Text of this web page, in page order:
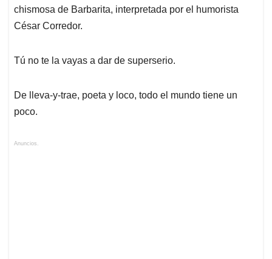
chismosa de Barbarita, interpretada por el humorista
César Corredor.
Tú no te la vayas a dar de superserio.
De lleva-y-trae, poeta y loco, todo el mundo tiene un
poco.
Anuncios.